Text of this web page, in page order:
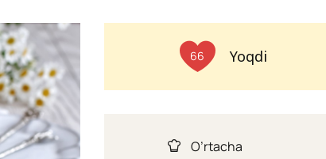
66 Yoqdi
O’rtacha